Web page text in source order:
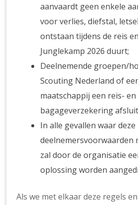
aanvaardt geen enkele
voor verlies, diefstal,
ontstaan tijdens de reis
Junglekamp 2026 duurt;
Deelnemende groepen/
Scouting Nederland of
maatschappij een reis- en
bagageverzekering
In alle gevallen waar deze
deelnemersvoorwaarden
zal door de organisatie
oplossing worden
Als we met elkaar deze regels